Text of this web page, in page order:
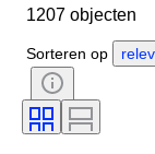
Land van
Geslacht
Periode
Handtekening
Kleur
1207 objecten
Sorteren op